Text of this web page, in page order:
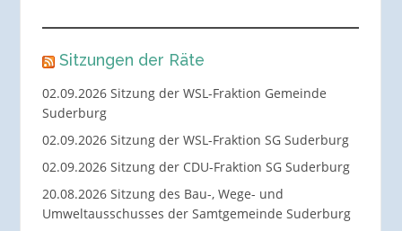
Sitzungen der Räte
02.09.2026 Sitzung der WSL-Fraktion Gemeinde
Suderburg
02.09.2026 Sitzung der WSL-Fraktion SG Suderburg
02.09.2026 Sitzung der CDU-Fraktion SG Suderburg
20.08.2026 Sitzung des Bau-, Wege- und
Umweltausschusses der Samtgemeinde Suderburg